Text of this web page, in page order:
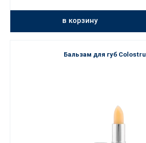
в корзину
Бальзам для губ